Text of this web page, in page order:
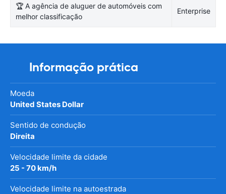
🏆 A agência de aluguer de automóveis com
melhor classificação
Enterprise
Informação prática
Moeda
United States Dollar
Sentido de condução
Direita
Velocidade limite da cidade
25 - 70 km/h
Velocidade limite na autoestrada